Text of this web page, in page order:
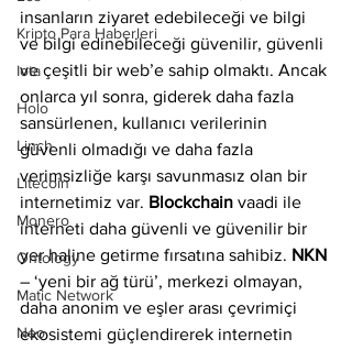
Kripto Para Haberleri
Iota
Holo
Linch
Litecoin
Monero
Ontology
Matic Network
Neo
insanların ziyaret edebileceği ve bilgi
ve bilgi edinebileceği güvenilir, güvenli
ve çeşitli bir web’e sahip olmaktı. Ancak
onlarca yıl sonra, giderek daha fazla
sansürlenen, kullanıcı verilerinin
güvenli olmadığı ve daha fazla
verimsizliğe karşı savunmasız olan bir
internetimiz var. Blockchain vaadi ile
interneti daha güvenli ve güvenilir bir
yer haline getirme fırsatına sahibiz. NKN
– ‘yeni bir ağ türü’, merkezi olmayan,
daha anonim ve eşler arası çevrimiçi
ekosistemi güçlendirerek internetin